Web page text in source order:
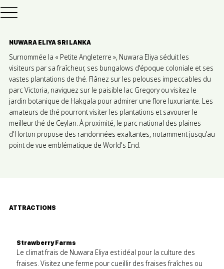
NUWARA ELIYA SRI LANKA
Surnommée la « Petite Angleterre », Nuwara Eliya séduit les
visiteurs par sa fraîcheur, ses bungalows d'époque coloniale et ses
vastes plantations de thé. Flânez sur les pelouses impeccables du
parc Victoria, naviguez sur le paisible lac Gregory ou visitez le
jardin botanique de Hakgala pour admirer une flore luxuriante. Les
amateurs de thé pourront visiter les plantations et savourer le
meilleur thé de Ceylan. À proximité, le parc national des plaines
d'Horton propose des randonnées exaltantes, notamment jusqu'au
point de vue emblématique de World's End.
ATTRACTIONS
Strawberry Farms
Le climat frais de Nuwara Eliya est idéal pour la culture des
fraises. Visitez une ferme pour cueillir des fraises fraîches ou